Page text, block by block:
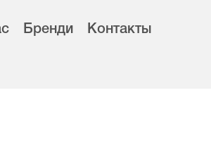
Бренди Контакты